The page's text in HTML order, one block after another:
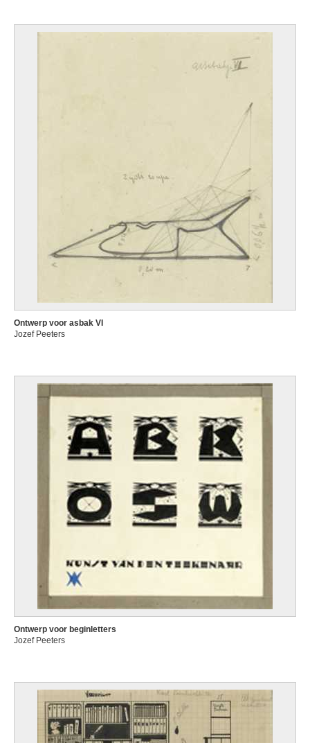
Ontwerp voor asbak VI
Jozef Peeters
Ontwerp voor beginletters
Jozef Peeters